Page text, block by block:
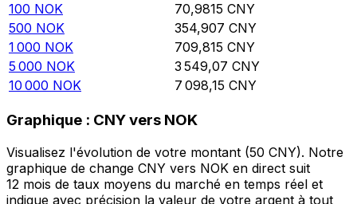
100 NOK 70,9815 CNY
500 NOK 354,907 CNY
1 000 NOK 709,815 CNY
5 000 NOK 3 549,07 CNY
10 000 NOK 7 098,15 CNY
Graphique : CNY vers NOK
Visualisez l'évolution de votre montant (50 CNY). Notre
graphique de change CNY vers NOK en direct suit
12 mois de taux moyens du marché en temps réel et
indique avec précision la valeur de votre argent à tout